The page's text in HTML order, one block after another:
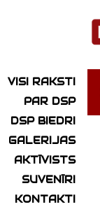
VISI RAKSTI
PAR DSP
DSP BIEDRI
GALERIJAS
AKTĪVISTS
SUVENĪRI
KONTAKTI